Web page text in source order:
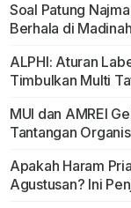
Soal Patung
Berhala di
ALPHI: Aturan
Timbulkan Multi
MUI dan AMREI
Tantangan
Apakah Haram
Agustusan? Ini